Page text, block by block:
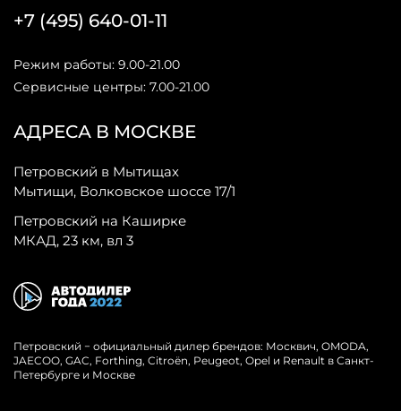
АДРЕСА В МОСКВЕ
Петровский в Мытищах
Мытищи, Волковское шоссе 17/1
Петровский на Каширке
МКАД, 23 км, вл 3
+7 (495) 640-01-11
Режим работы: 9.00-21.00
Сервисные центры: 7.00-21.00
Петровский − официальный дилер брендов: Москвич, OMODA,
JAECOO, GAC, Forthing, Citroёn, Peugeot, Opel и Renault в Санкт-
Петербурге и Москве